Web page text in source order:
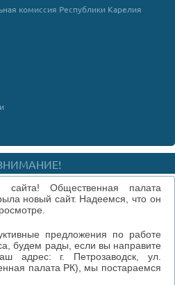
комиссия Республики Карелия
сайта! Общественная палата
новый сайт. Надеемся, что он
предложения по работе
будем рады, если вы направите
адрес: г. Петрозаводск, ул.
палата РК), мы постараемся